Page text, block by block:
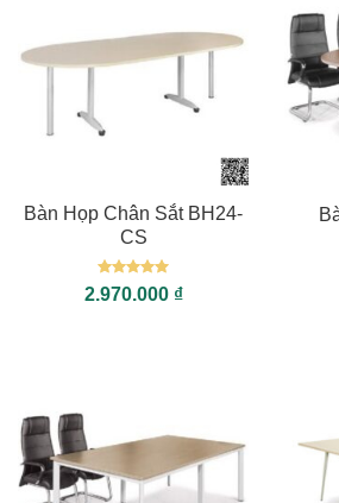
Bàn Họp Chân Sắt BH24-
CS
Được xếp
hạng55
2.970.000 ₫